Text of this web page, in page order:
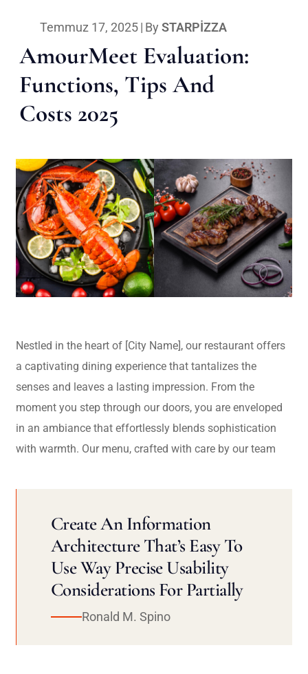
Temmuz 17, 2025| By STARPIZZA
AmourMeet Evaluation:
Functions, Tips And
Costs 2025
Nestled in the heart of [City Name], our restaurant offers
a captivating dining experience that tantalizes the
senses and leaves a lasting impression. From the
moment you step through our doors, you are enveloped
in an ambiance that effortlessly blends sophistication
with warmth. Our menu, crafted with care by our team
Create An Information
Architecture That’s Easy To
Use Way Precise Usability
Considerations For Partially
Ronald M. Spino